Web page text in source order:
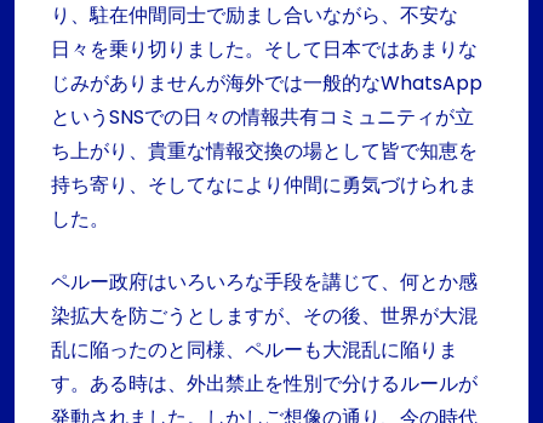
り、駐在仲間同士で励まし合いながら、不安な
日々を乗り切りました。そして日本ではあまりな
じみがありませんが海外では一般的なWhatsApp
というSNSでの日々の情報共有コミュニティが立
ち上がり、貴重な情報交換の場として皆で知恵を
持ち寄り、そしてなにより仲間に勇気づけられま
した。
ペルー政府はいろいろな手段を講じて、何とか感
染拡大を防ごうとしますが、その後、世界が大混
乱に陥ったのと同様、ペルーも大混乱に陥りま
す。ある時は、外出禁止を性別で分けるルールが